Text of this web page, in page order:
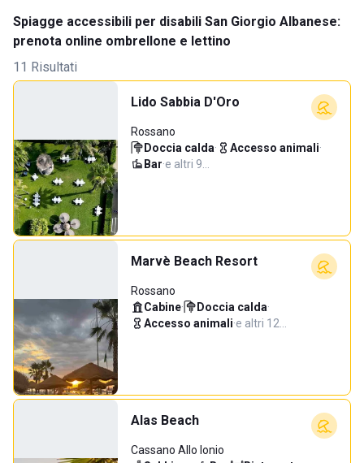
Spiagge accessibili per disabili San Giorgio Albanese:
prenota online ombrellone e lettino
11 Risultati
Lido Sabbia D'Oro
Rossano
Doccia calda· Accesso animali·
Bar·e altri 9…
Marvè Beach Resort
Rossano
Cabine· Doccia calda·
Accesso animali·e altri 12…
Alas Beach
Cassano Allo Ionio